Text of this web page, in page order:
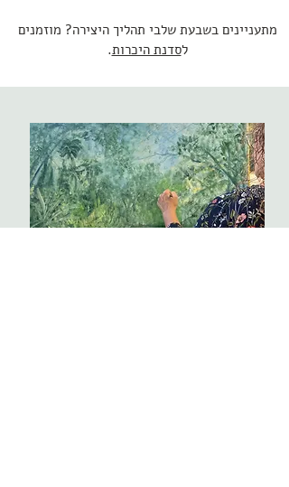
​מתעניינים בשבעת שלבי תהליך היצירה? מוזמנים
לסדנת היכרות.